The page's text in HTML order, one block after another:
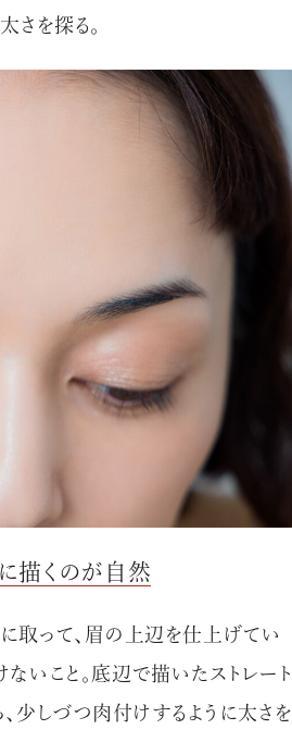
さを探る。
描くのが自然
取って、眉の上辺を仕上げてい
いこと。底辺で描いたストレート
少しづつ肉付けするように太さを